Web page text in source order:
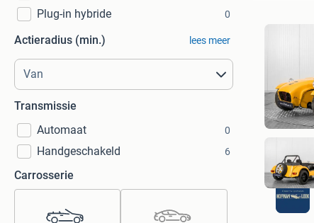
Plug-in hybride 0
Actieradius (min.) lees meer
Transmissie
Automaat
0
Handgeschakeld 6
Carrosserie